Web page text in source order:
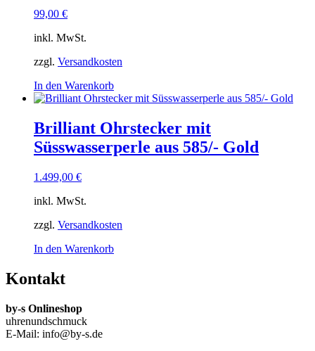
99,00 €
inkl. MwSt.
zzgl. Versandkosten
In den Warenkorb
Brilliant Ohrstecker mit
Süsswasserperle aus 585/- Gold
1.499,00 €
inkl. MwSt.
zzgl. Versandkosten
In den Warenkorb
Kontakt
by-s Onlineshop
uhrenundschmuck
E-Mail: info@by-s.de